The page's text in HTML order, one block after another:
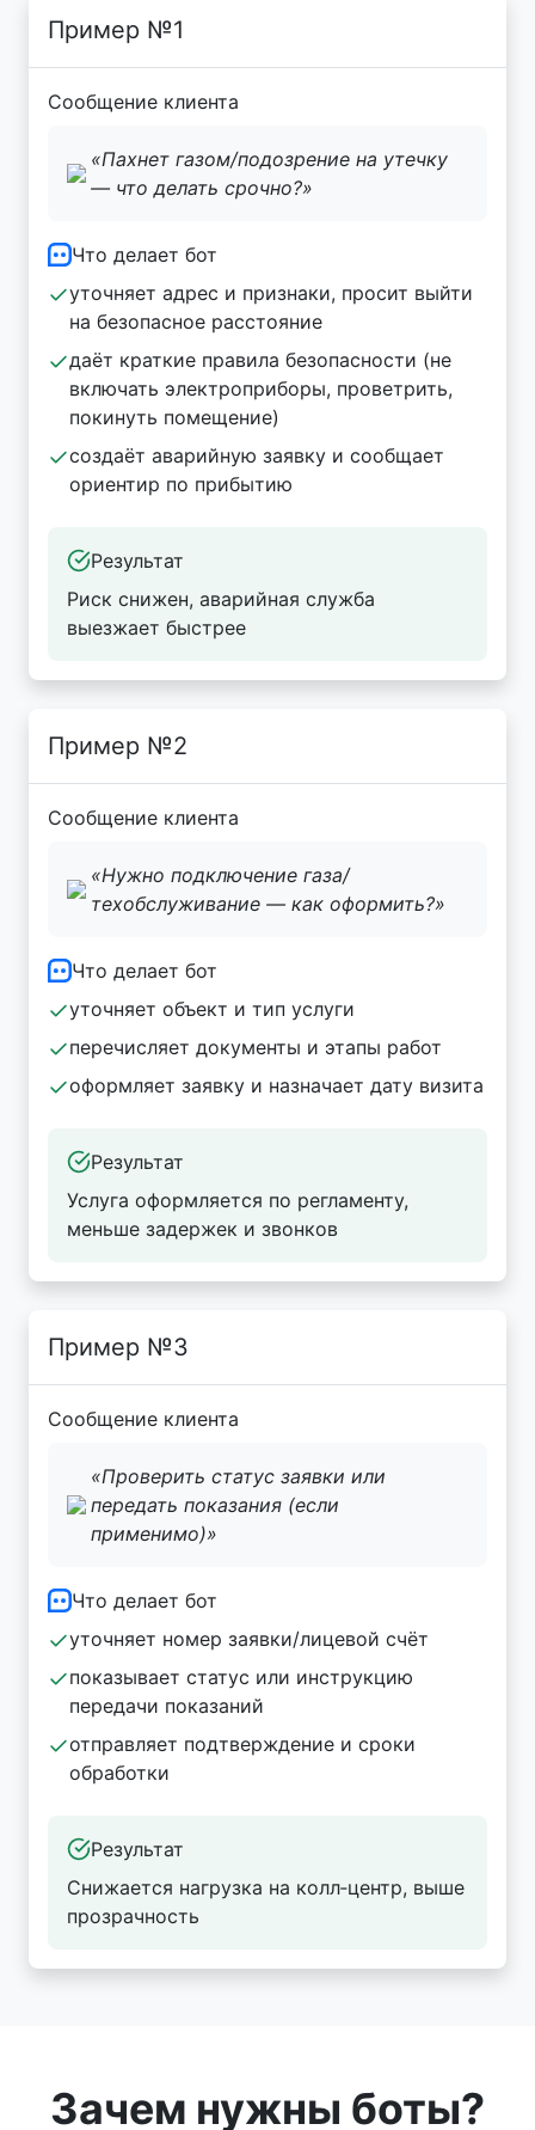
Пример №1
Сообщение клиента
«Пахнет газом/подозрение на утечку
— что делать срочно?»
Что делает бот
уточняет адрес и признаки, просит выйти
на безопасное расстояние
даёт краткие правила безопасности (не
включать электроприборы, проветрить,
покинуть помещение)
создаёт аварийную заявку и сообщает
ориентир по прибытию
Результат
Риск снижен, аварийная служба
выезжает быстрее
Пример №2
Сообщение клиента
«Нужно подключение газа/
техобслуживание — как оформить?»
Что делает бот
уточняет объект и тип услуги
перечисляет документы и этапы работ
оформляет заявку и назначает дату визита
Результат
Услуга оформляется по регламенту,
меньше задержек и звонков
Пример №3
Сообщение клиента
«Проверить статус заявки или
передать показания (если
применимо)»
Что делает бот
уточняет номер заявки/лицевой счёт
показывает статус или инструкцию
передачи показаний
отправляет подтверждение и сроки
обработки
Результат
Снижается нагрузка на колл‑центр, выше
прозрачность
Зачем нужны боты?